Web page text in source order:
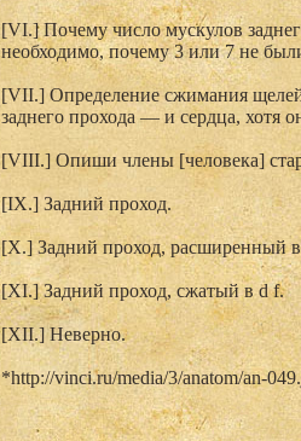
[VI.] Почему число мускулов
необходимо, почему 3 или 7 не
[VII.] Определение сжимания щелей
заднего прохода — и сердца, хотя
[VIII.] Опиши члены [человека]
[IX.] Задний проход.
[X.] Задний проход, расширенный
[XI.] Задний проход, сжатый в d f.
[XII.] Неверно.
*http://vinci.ru/media/3/anatom/an-